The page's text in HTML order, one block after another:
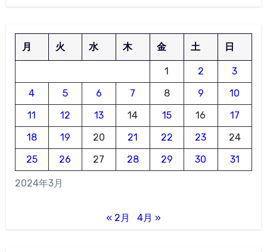
2024年3月
月 火 水 木 金 土 日
1 2
3
4
5 6 7 8 9
10
11
12 13 14 15 16
17
18
19 20 21 22 23
24
25
26 27 28 29 30 31
« 2月 4月 »